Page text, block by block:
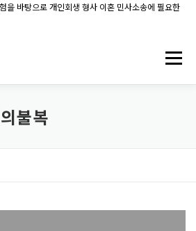
을 바탕으로 개인회생 형사 이혼 민사소송에 필요한
메뉴
불복